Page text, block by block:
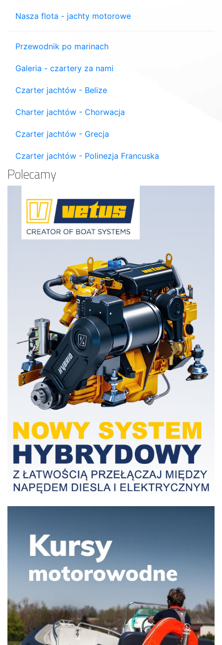
Nasza flota - jachty motorowe
Przewodnik po marinach
Galeria - czartery za nami
Czarter jachtów - Belize
Charter jachtów - Chorwacja
Czarter jachtów - Grecja
Czarter jachtów - Polinezja Francuska
Polecamy